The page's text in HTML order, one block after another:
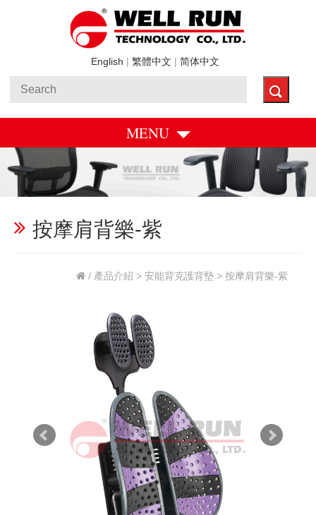
English | 繁體中文 | 简体中文
MENU
按摩肩背樂-紫
/ 產品介紹 > 安能背克護背墊> 按摩肩背樂-紫